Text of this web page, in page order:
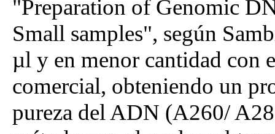
"Preparation of Genomic
Small samples", según
µl y en menor cantidad con
comercial, obteniendo un
pureza del ADN (A260/